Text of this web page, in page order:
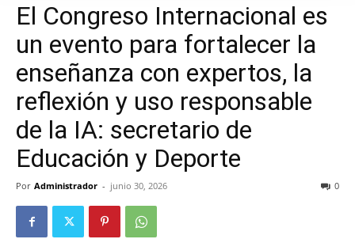
El Congreso Internacional es
un evento para fortalecer la
enseñanza con expertos, la
reflexión y uso responsable
de la IA: secretario de
Educación y Deporte
Por Administrador - junio 30, 2026 0